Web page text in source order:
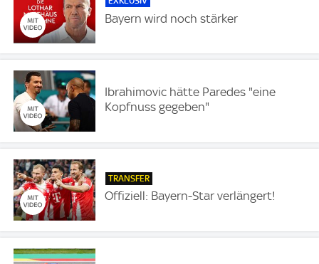
Bayern wird noch stärker
Ibrahimovic hätte Paredes "eine
Kopfnuss gegeben"
TRANSFER
Offiziell: Bayern-Star verlängert!